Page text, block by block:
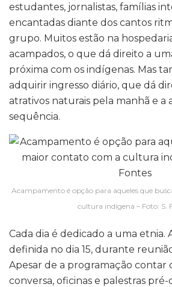
estudantes, jornalistas, famílias
encantadas diante dos cantos
grupo. Muitos estão na
acampados, o que dá direito a
próxima com os indígenas. Mas
adquirir ingresso diário, que dá
atrativos naturais pela manhã e a
sequência.
Acampamento é opção para aqueles que
cultura indígena – Foto: S.
Cada dia é dedicado a uma etnia.
definida no dia 15, durante
Apesar de a programação contar
conversa, oficinas e palestras pré-